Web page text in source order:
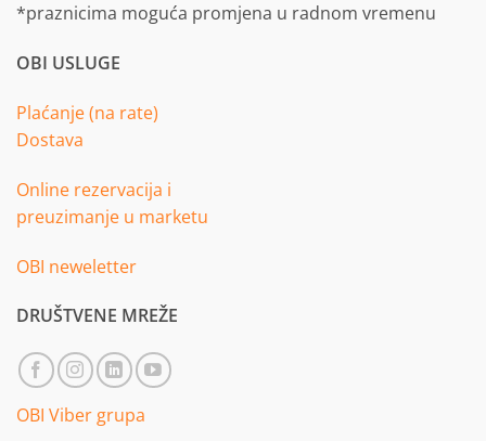
*praznicima moguća promjena u radnom vremenu
OBI USLUGE
Plaćanje (na rate)
Dostava
Online rezervacija i
preuzimanje u marketu
OBI neweletter
DRUŠTVENE MREŽE
OBI Viber grupa